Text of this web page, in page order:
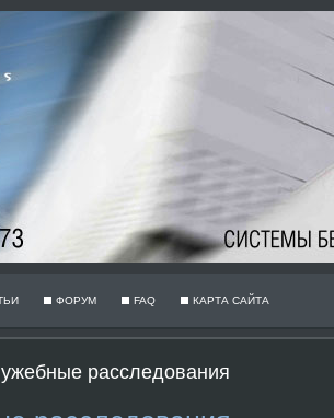
ФОРУМ FAQ КАРТА САЙТА
расследования